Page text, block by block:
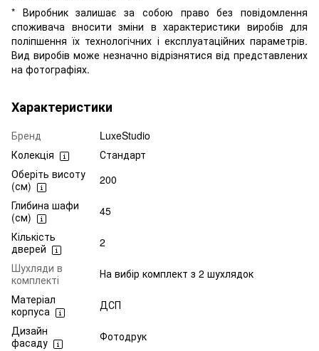
* Виробник залишає за собою право без повідомлення
споживача вносити зміни в характеристики виробів для
поліпшення їх технологічних і експлуатаційних параметрів.
Вид виробів може незначно відрізнятися від представлених
на фотографіях.
Характеристики
Бренд
LuxeStudio
Колекція
Стандарт
Оберіть висоту
(см)
200
Глибина шафи
(см)
45
Кількість
дверей
2
Шухляди в
комплекті
На вибір комплект з 2 шухлядок
Матеріал
корпуса
ДСП
Дизайн
фасаду
Фотодрук